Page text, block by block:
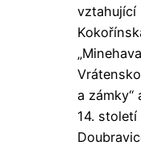
vztahující
a zámky“
14. století